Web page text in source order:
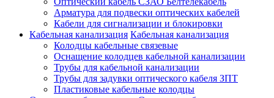
Арматура для подвески оптических кабелей
Кабели для сигнализации и блокировки
Кабельная канализация Кабельная канализация
Колодцы кабельные связевые
Оснащение колодцев кабельной канализации
Трубы для кабельной канализации
Трубы для задувки оптического кабеля ЗПТ
Пластиковые кабельные колодцы